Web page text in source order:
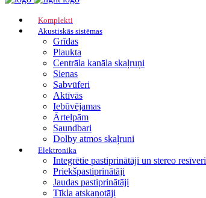
Komplekti
Akustiskās sistēmas
Grīdas
Plaukta
Centrāla kanāla skaļruņi
Sienas
Sabvūferi
Aktīvās
Iebūvējamas
Ārtelpām
Saundbari
Dolby atmos skaļruni
Elektronika
Integrētie pastiprinātāji un stereo resīveri
Priekšpastiprinātāji
Jaudas pastiprinātāji
Tīkla atskaņotāji